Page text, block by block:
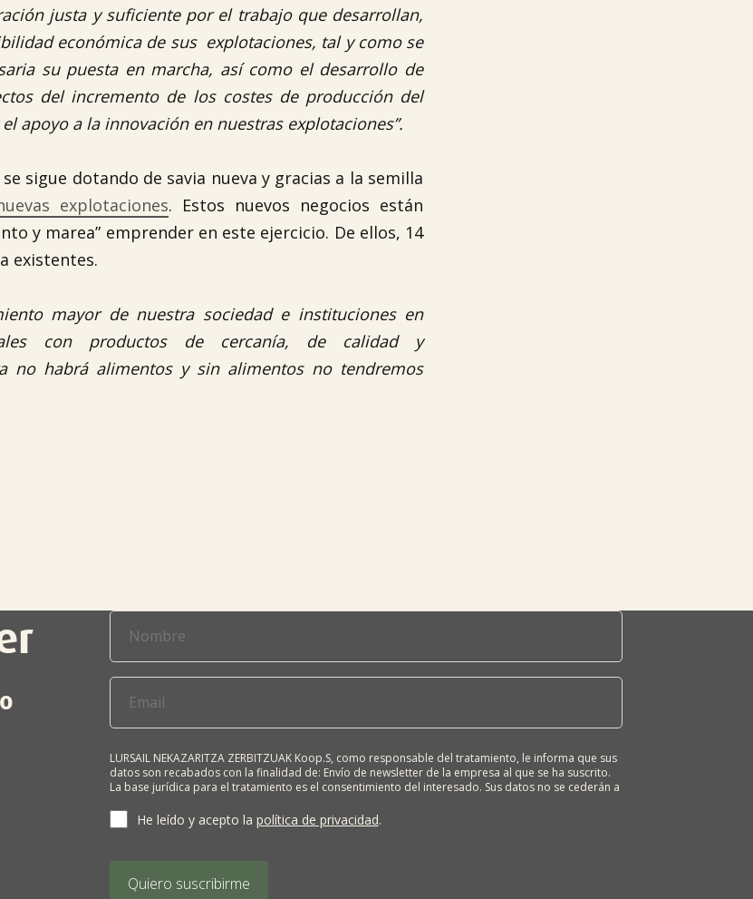
justa y suficiente por el trabajo que desarrollan,
económica de sus explotaciones, tal y como se
su puesta en marcha, así como el desarrollo de
del incremento de los costes de producción del
apoyo a la innovación en nuestras explotaciones”.
sigue dotando de savia nueva y gracias a la semilla
explotaciones. Estos nuevos negocios están
y marea” emprender en este ejercicio. De ellos, 14
existentes.
mayor de nuestra sociedad e instituciones en
con productos de cercanía, de calidad y
no habrá alimentos y sin alimentos no tendremos
LURSAIL NEKAZARITZA ZERBITZUAK Koop.S, como responsable del tratamiento, le informa que sus
datos son recabados con la finalidad de: Envío de newsletter de la empresa al que se ha suscrito.
La base jurídica para el tratamiento es el consentimiento del interesado. Sus datos no se cederán a
supresión, limitación del tratamiento, oposición o derecho a la portabilidad de sus datos
personales, escribiéndonos a la dirección de nuestras oficinas, GARAIOLTZA, Nº 23, 48196 LEZAMA-
He leído y acepto la política de privacidad.
Quiero suscribirme